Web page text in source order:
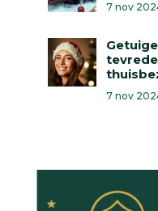
7 nov
7 nov